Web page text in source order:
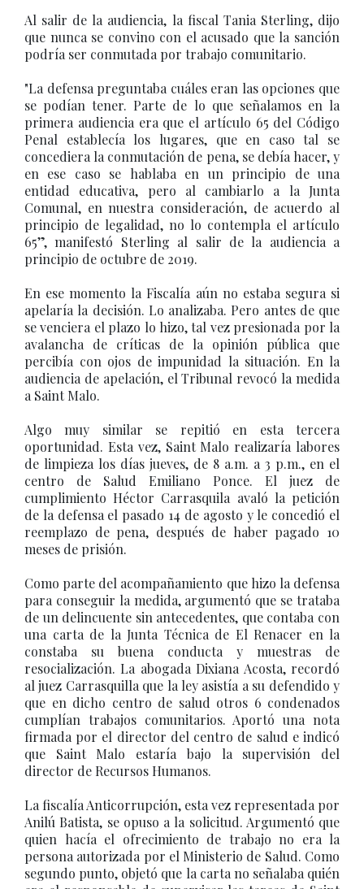
Al salir de la audiencia, la fiscal Tania Sterling, dijo
que nunca se convino con el acusado que la sanción
podría ser conmutada por trabajo comunitario.
"La defensa preguntaba cuáles eran las opciones que
se podían tener. Parte de lo que señalamos en la
primera audiencia era que el artículo 65 del Código
Penal establecía los lugares, que en caso tal se
concediera la conmutación de pena, se debía hacer, y
en ese caso se hablaba en un principio de una
entidad educativa, pero al cambiarlo a la Junta
Comunal, en nuestra consideración, de acuerdo al
principio de legalidad, no lo contempla el artículo
65”, manifestó Sterling al salir de la audiencia a
principio de octubre de 2019.
En ese momento la Fiscalía aún no estaba segura si
apelaría la decisión. Lo analizaba. Pero antes de que
se venciera el plazo lo hizo, tal vez presionada por la
avalancha de críticas de la opinión pública que
percibía con ojos de impunidad la situación. En la
audiencia de apelación, el Tribunal revocó la medida
a Saint Malo.
Algo muy similar se repitió en esta tercera
oportunidad. Esta vez, Saint Malo realizaría labores
de limpieza los días jueves, de 8 a.m. a 3 p.m., en el
centro de Salud Emiliano Ponce. El juez de
cumplimiento Héctor Carrasquila avaló la petición
de la defensa el pasado 14 de agosto y le concedió el
reemplazo de pena, después de haber pagado 10
meses de prisión.
Como parte del acompañamiento que hizo la defensa
para conseguir la medida, argumentó que se trataba
de un delincuente sin antecedentes, que contaba con
una carta de la Junta Técnica de El Renacer en la
constaba su buena conducta y muestras de
resocialización. La abogada Dixiana Acosta, recordó
al juez Carrasquilla que la ley asistía a su defendido y
que en dicho centro de salud otros 6 condenados
cumplían trabajos comunitarios. Aportó una nota
firmada por el director del centro de salud e indicó
que Saint Malo estaría bajo la supervisión del
director de Recursos Humanos.
La fiscalía Anticorrupción, esta vez representada por
Anilú Batista, se opuso a la solicitud. Argumentó que
quien hacía el ofrecimiento de trabajo no era la
persona autorizada por el Ministerio de Salud. Como
segundo punto, objetó que la carta no señalaba quién